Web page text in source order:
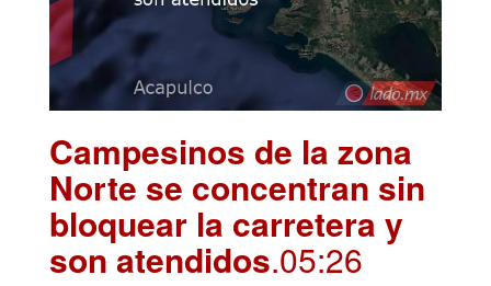
Campesinos de la zona
Norte se concentran sin
bloquear la carretera y
son atendidos.05:26